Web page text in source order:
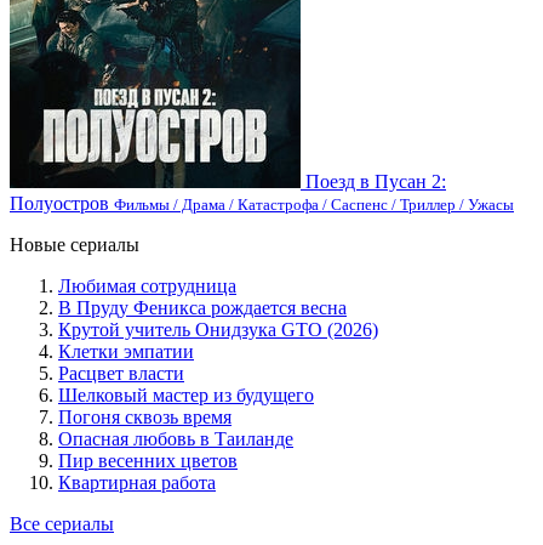
Поезд в Пусан 2:
Полуостров Фильмы / Драма / Катастрофа / Саспенс / Триллер / Ужасы
Новые сериалы
Любимая сотрудница
В Пруду Феникса рождается весна
Крутой учитель Онидзука GTO (2026)
Клетки эмпатии
Расцвет власти
Шелковый мастер из будущего
Погоня сквозь время
Опасная любовь в Таиланде
Пир весенних цветов
Квартирная работа
Все сериалы